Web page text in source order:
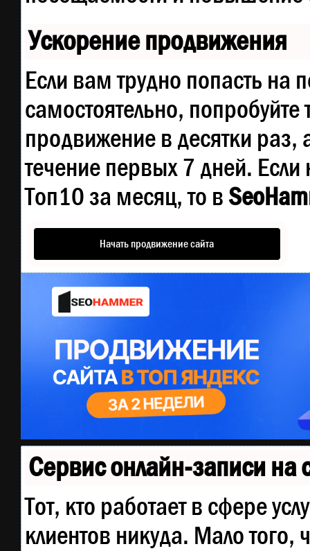
Ускорение продвижения
Если вам трудно попасть на
самостоятельно, попробуйте
продвижение в десятки раз,
течение первых 7 дней.
Топ10 за месяц, то в
Начать продвижение сайта
Сервис онлайн-записи на
Тот, кто работает в сфере
клиентов никуда. Мало того,